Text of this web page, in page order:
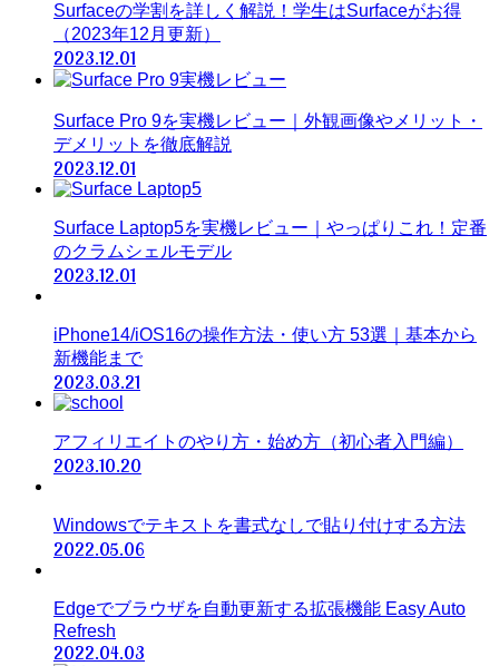
Surfaceの学割を詳しく解説！学生はSurfaceがお得
（2023年12月更新）
2023.12.01
Surface Pro 9を実機レビュー｜外観画像やメリット・
デメリットを徹底解説
2023.12.01
Surface Laptop5を実機レビュー｜やっぱりこれ！定番
のクラムシェルモデル
2023.12.01
iPhone14/iOS16の操作方法・使い方 53選｜基本から
新機能まで
2023.03.21
アフィリエイトのやり方・始め方（初心者入門編）
2023.10.20
Windowsでテキストを書式なしで貼り付けする方法
2022.05.06
Edgeでブラウザを自動更新する拡張機能 Easy Auto
Refresh
2022.04.03